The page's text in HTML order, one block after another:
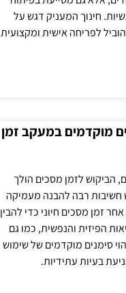
חינוך המעניק דגש על
לפריחה אישית ומקצועית
מוקדמים במעקב זמן
הביקוש לזמן מסכים הולך
חשיבות רבה להבנה מעמיקה
זמן מסכים חיוני כדי להבין
הפיזית והנפשית, כמו גם
סימנים מוקדמים של שימוש
בעיות עתידיות.